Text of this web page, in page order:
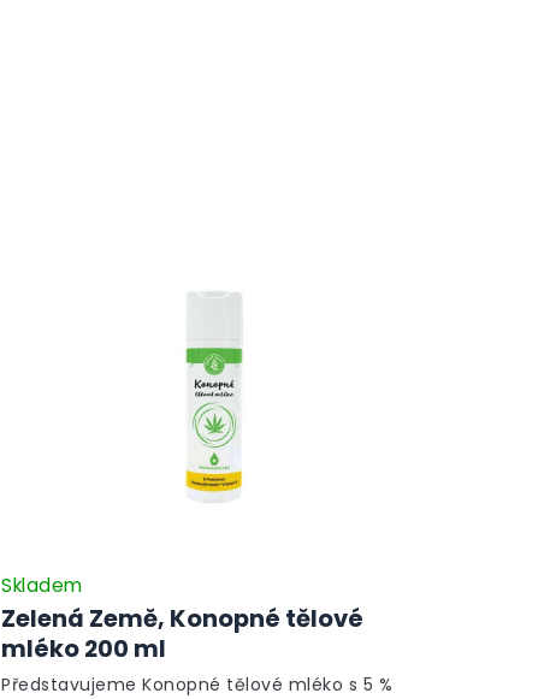
Zelená Země, Konopné tělové
mléko 200 ml
Skladem
Představujeme Konopné tělové mléko s 5 %